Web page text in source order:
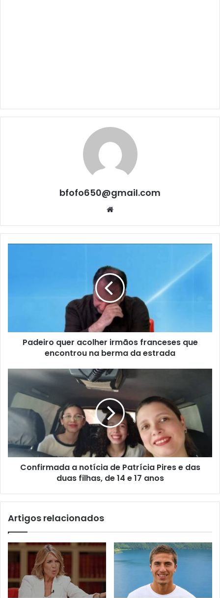
bfofo650@gmail.com
Website
Padeiro quer acolher irmãos franceses que
encontrou na berma da estrada
Confirmada a notícia de Patrícia Pires e das
duas filhas, de 14 e 17 anos
Artigos relacionados